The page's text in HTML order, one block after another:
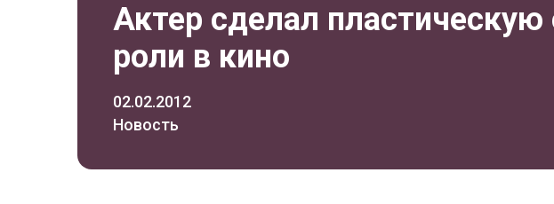
Актер сделал
роли в кино
02.02.2012
Новость